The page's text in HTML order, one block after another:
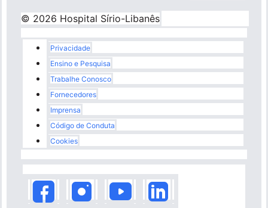
© 2026 Hospital Sírio-Libanês
Rodapé
Privacidade
Ensino e Pesquisa
Trabalhe Conosco
Fornecedores
Imprensa
Código de Conduta
Cookies